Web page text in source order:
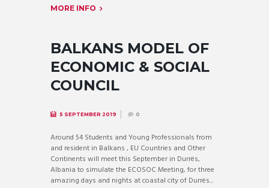
MORE INFO
BALKANS MODEL OF
ECONOMIC & SOCIAL
COUNCIL
5 SEPTEMBER 2019 0
Around 54 Students and Young Professionals from
and resident in Balkans , EU Countries and Other
Continents will meet this September in Durrës,
Albania to simulate the ECOSOC Meeting, for three
amazing days and nights at coastal city of Durrës...